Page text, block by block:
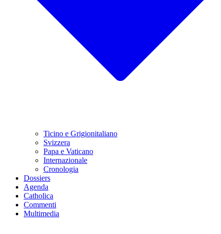
Ticino e Grigionitaliano
Svizzera
Papa e Vaticano
Internazionale
Cronologia
Dossiers
Agenda
Catholica
Commenti
Multimedia